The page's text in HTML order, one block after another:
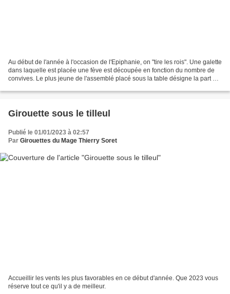
Au début de l'année à l'occasion de l'Epiphanie, on "tire les rois". Une galette
dans laquelle est placée une fève est découpée en fonction du nombre de
convives. Le plus jeune de l'assemblé placé sous la table désigne la part de
Girouette sous le tilleul
Publié le 01/01/2023 à 02:57
Par Girouettes du Mage Thierry Soret
Accueillir les vents les plus favorables en ce début d'année. Que 2023 vous
réserve tout ce qu'il y a de meilleur.